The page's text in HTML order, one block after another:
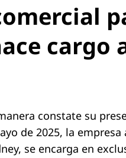
cargo
constate su
de 2025, la empresa
se encarga en